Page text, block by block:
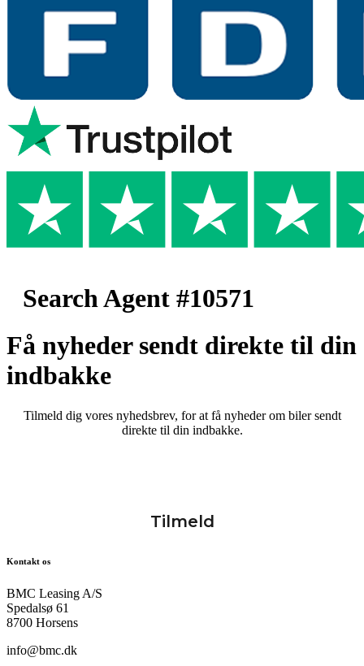
Search Agent #10571
Få nyheder sendt direkte til din
indbakke
Tilmeld dig vores nyhedsbrev, for at få nyheder om biler sendt
direkte til din indbakke.
Kontakt os
BMC Leasing A/S
Spedalsø 61
8700 Horsens
info@bmc.dk